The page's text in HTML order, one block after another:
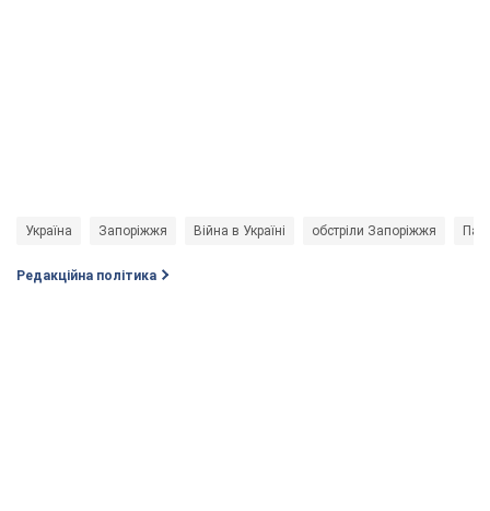
Україна Запоріжжя Війна в Україні обстріли Запоріжжя
Редакційна політика